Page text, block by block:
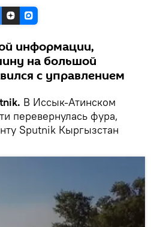
информации,
на большой
с управлением
В Иссык-Атинском
перевернулась фура,
Sputnik Кыргызстан